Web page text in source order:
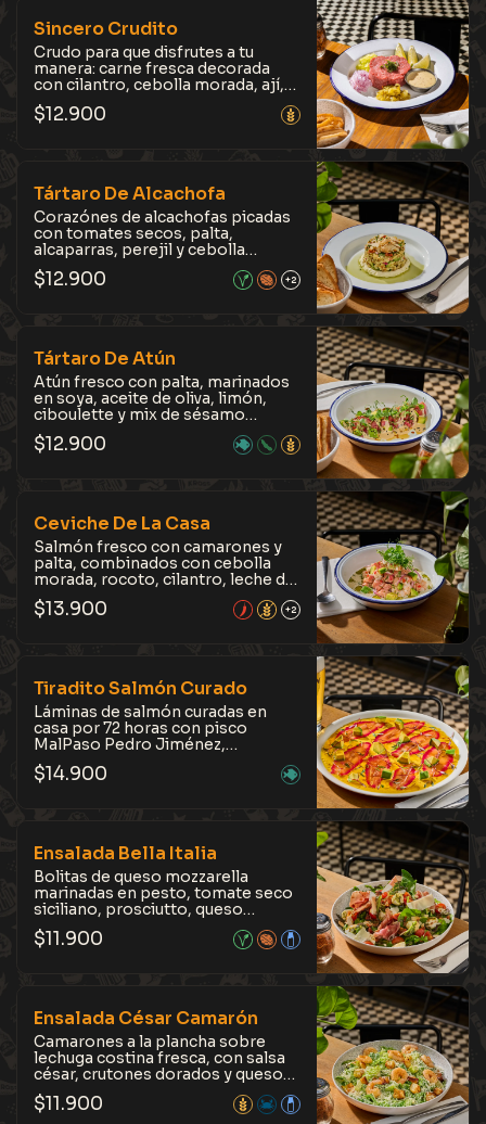
Sincero Crudito
Crudo para que disfrutes a tu
manera: carne fresca decorada
con cilantro, cebolla morada, ají,
pepinillos encurtidos de la casa,
gajos de limón sutil y dijonnaise.
$12.900
Tártaro De Alcachofa
Corazónes de alcachofas picadas
con tomates secos, palta,
alcaparras, perejil y cebolla
morada, coronado con cremoso
de queso feta, almendras
sabor.
$12.900 +2
Tártaro De Atún
Atún fresco con palta, marinados
en soya, aceite de oliva, limón,
ciboulette y mix de sésamo
tostado. Coronado con emulsión
de sésamo, salsa de soya y tiernos
en cada bocado.
$12.900
Ceviche De La Casa
Salmón fresco con camarones y
palta, combinados con cebolla
morada, rocoto, cilantro, leche de
tigre de la casa, coronado con
tiernos brotes de arveja.
$13.900 +2
Tiradito Salmón Curado
Láminas de salmón curadas en
casa por 72 horas con pisco
MalPaso Pedro Jiménez,
acompañado de palta en cubos,
brotes frescos de betarraga, salsa
que no te dejará indiferente.
$14.900
Ensalada Bella Italia
Bolitas de queso mozzarella
marinadas en pesto, tomate seco
siciliano, prosciutto, queso
pecorino romano, tomates cherry,
almendras tostadas y mix de hojas
vegetariana con alcachofas
grilladas. Sabores intensos y
balanceados, con un toque
mediterráneo.
$11.900
Ensalada César Camarón
Camarones a la plancha sobre
lechuga costina fresca, con salsa
césar, crutones dorados y queso
pecorino romano. Ligero pero
lleno de sabor, con un toque
$11.900